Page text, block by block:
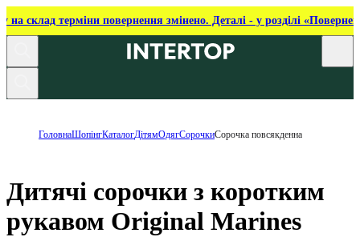
на склад терміни повернення змінено. Деталі - у розділі
ГоловнаШопінгКаталогДітямОдягСорочкиСорочка повсякденна
Дитячі сорочки з коротким
рукавом Original Marines